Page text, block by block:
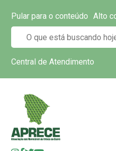
Pular para o conteúdo Alto
Central de Atendimento